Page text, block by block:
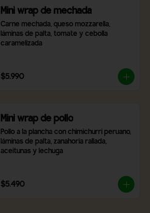
Mini wrap de mechada
Carne mechada, queso mozzarella,
láminas de palta, tomate y cebolla
caramelizada
$5.990
Mini wrap de pollo
Pollo a la plancha con chimichurri peruano,
láminas de palta, zanahoria rallada,
aceitunas y lechuga
$5.490